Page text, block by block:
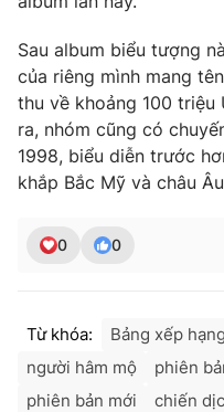
THỜI BÁO VTV
Giấy phép hoạt động báo
cấp ngày 29/12/2023
Tổng Biên tập: Vũ Thanh
Sau album biểu tượng
của riêng mình mang
thu về khoảng 100 triệu
ra, nhóm cũng có
1998, biểu diễn trước
khắp Bắc Mỹ và châu
0 0
Từ khóa: Bảng xếp hạng
người hâm mộ
phiên
phiên bản mới
chiến